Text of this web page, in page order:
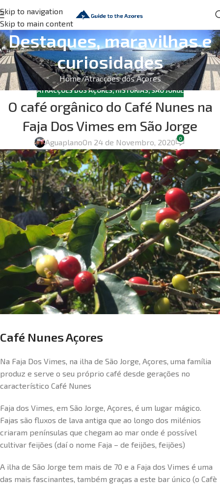
Skip to navigation
Skip to main content
Destaques, maravilhas e
curiosidades
Home Atracções dos Açores
ATRACÇÕES DOS AÇORES,HISTÓRIAS,SÃO JORGE
O café orgânico do Café Nunes na
Faja Dos Vimes em São Jorge
AguaplanoOn 24 de Novembro, 2020 0
Café Nunes Açores
Na Faja Dos Vimes, na ilha de São Jorge, Açores, uma família
produz e serve o seu próprio café desde gerações no
característico Café Nunes
Faja dos Vimes, em São Jorge, Açores, é um lugar mágico.
Fajas são fluxos de lava antiga que ao longo dos milénios
criaram penínsulas que chegam ao mar onde é possível
cultivar feijões (daí o nome Faja – de feijões, feijões)
A ilha de São Jorge tem mais de 70 e a Faja dos Vimes é uma
das mais fascinantes, também graças a este bar único (o Cafè